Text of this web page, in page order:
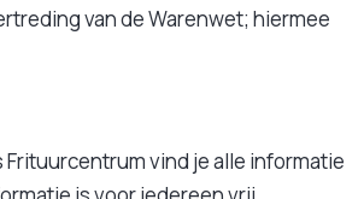
van de Warenwet; hiermee
vind je alle informatie